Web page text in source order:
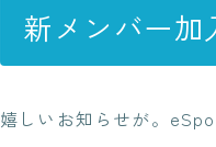
新メンバー加
嬉しいお知らせが。